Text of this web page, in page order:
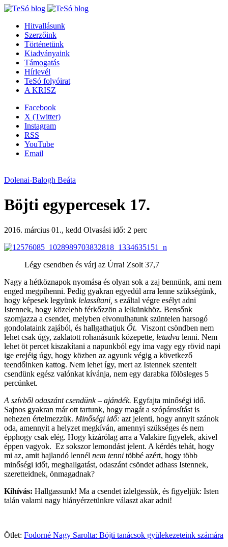
Hitvallásunk
Szerzőink
Történetünk
Kiadványaink
Támogatás
Hírlevél
TeSó folyóirat
A KRISZ
Facebook
X (Twitter)
Instagram
RSS
YouTube
Email
Dolenai-Balogh Beáta
Böjti egypercesek 17.
2016. március 01., kedd Olvasási idő: 2 perc
Légy csendben és várj az Úrra! Zsolt 37,7
Nagy a hétköznapok nyomása és olyan sok a zaj bennünk, ami nem
enged megpihenni. Pedig gyakran egyedül arra lenne szükségünk,
hogy képesek legyünk lelassítani, s ezáltal végre esélyt adni
Istennek, hogy közelebb férkőzzön a lelkünkhöz. Bensőnk
szomjazza a csendet, melyben elvonulhatunk szüntelen harsogó
gondolataink zajából, és hallgathatjuk Őt. Viszont csöndben nem
lehet csak úgy, zaklatott rohanásunk közepette, letudva lenni. Nem
lehet öt percet kiszakítani a napunkból egy ima vagy egy rövid napi
ige erejéig úgy, hogy közben az agyunk végig a következő
teendőinken kattog. Nem lehet így, mert az Istennek szentelt
csendünk egész valónkat kívánja, nem egy darabka fölösleges 5
percünket.
A szívből odaszánt csendünk – ajándék. Egyfajta minőségi idő.
Sajnos gyakran már ott tartunk, hogy magát a szópárosítást is
nehezen értelmezzük. Minőségi idő: azt jelenti, hogy annyit szánok
oda, amennyit a helyzet megkíván, amennyi szükséges és nem
épphogy csak elég. Hogy kizárólag arra a Valakire figyelek, akivel
éppen vagyok. Ez sokszor lemondást jelent. A kérdés tehát, hogy
mi az, amit hajlandó lennél nem tenni többé azért, hogy több
minőségi időt, meghallgatást, odaszánt csöndet adhass Istennek,
szeretteidnek, önmagadnak?
Kihívás: Hallgassunk! Ma a csendet ízlelgessük, és figyeljük: Isten
talán valami nagy hiányérzetünkre választ akar adni!
Ötlet: Fodorné Nagy Sarolta: Böjti tanácsok gyülekezeteink számára